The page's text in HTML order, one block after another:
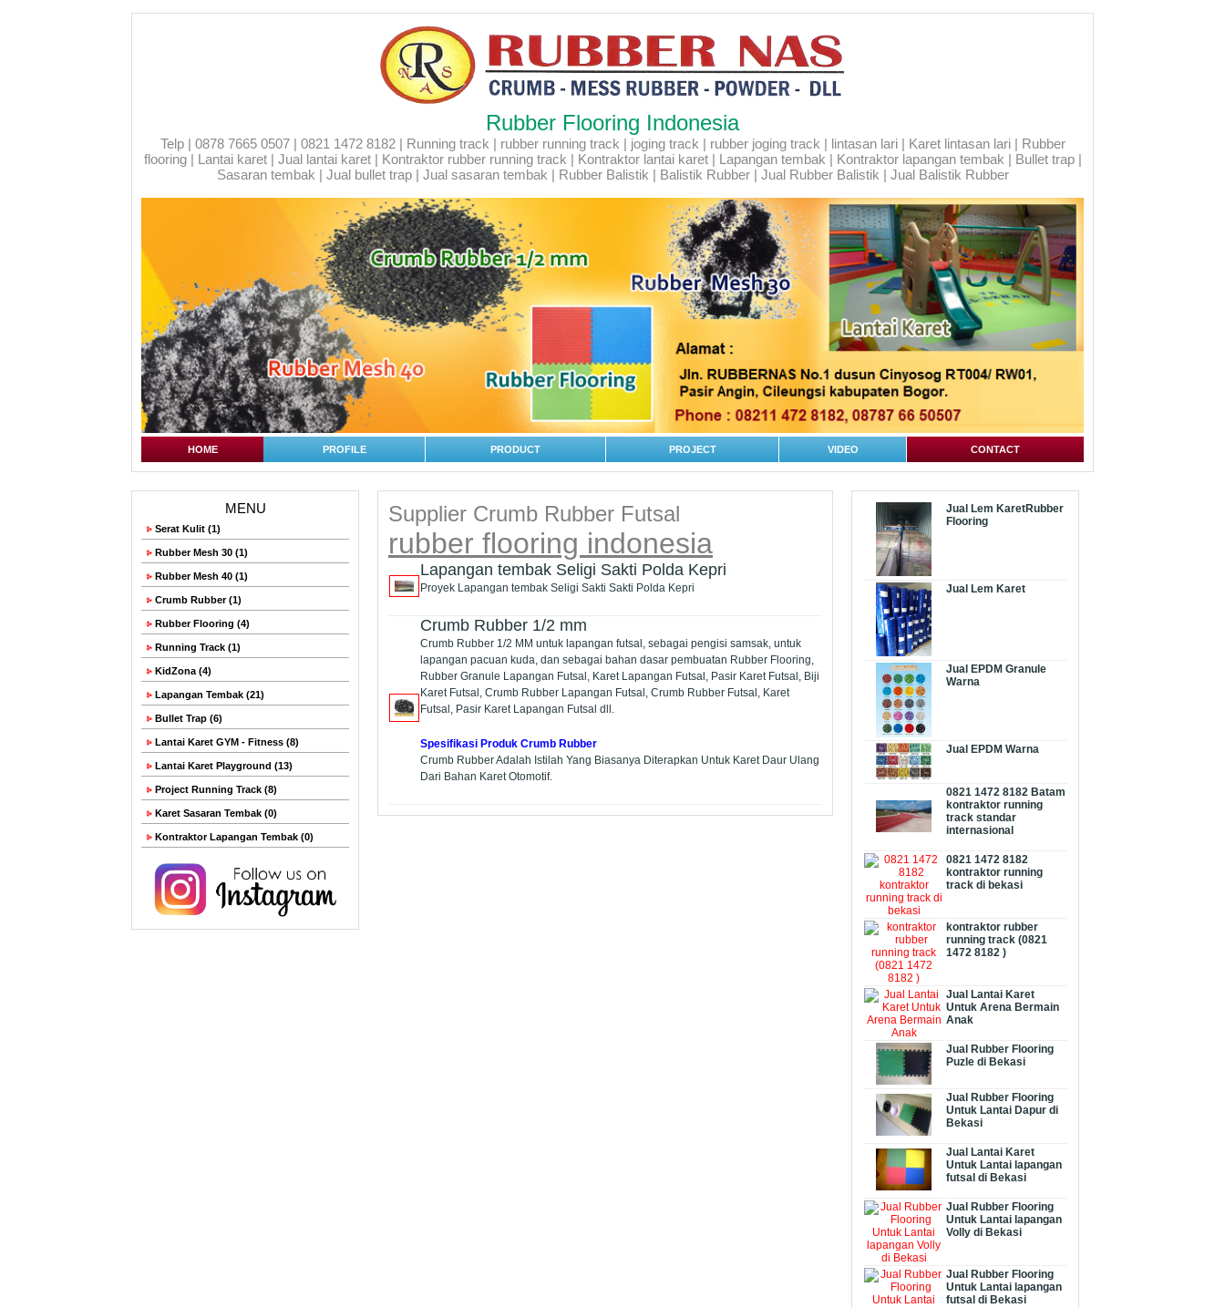
Rubber Flooring Indonesia
Telp | 0878 7665 0507 | 0821 1472 8182 | Running track | rubber running track | joging track | rubber joging track | lintasan lari | Karet lintasan lari | Rubber
flooring | Lantai karet | Jual lantai karet | Kontraktor rubber running track | Kontraktor lantai karet | Lapangan tembak | Kontraktor lapangan tembak | Bullet trap |
Sasaran tembak | Jual bullet trap | Jual sasaran tembak | Rubber Balistik | Balistik Rubber | Jual Rubber Balistik | Jual Balistik Rubber
HOME PROFILE PRODUCT PROJECT VIDEO CONTACT
MENU
Serat Kulit (1)
Rubber Mesh 30 (1)
Rubber Mesh 40 (1)
Crumb Rubber (1)
Rubber Flooring (4)
Running Track (1)
KidZona (4)
Lapangan Tembak (21)
Bullet Trap (6)
Lantai Karet GYM - Fitness (8)
Lantai Karet Playground (13)
Project Running Track (8)
Karet Sasaran Tembak (0)
Kontraktor Lapangan Tembak (0)
Supplier Crumb Rubber Futsal
rubber flooring indonesia
Lapangan tembak Seligi Sakti Polda Kepri
Proyek Lapangan tembak Seligi Sakti Sakti Polda Kepri
Crumb Rubber 1/2 mm
Crumb Rubber 1/2 MM untuk lapangan futsal, sebagai pengisi samsak, untuk
lapangan pacuan kuda, dan sebagai bahan dasar pembuatan Rubber Flooring,
Rubber Granule Lapangan Futsal, Karet Lapangan Futsal, Pasir Karet Futsal, Biji
Karet Futsal, Crumb Rubber Lapangan Futsal, Crumb Rubber Futsal, Karet
Futsal, Pasir Karet Lapangan Futsal dll.
Spesifikasi Produk Crumb Rubber
Crumb Rubber Adalah Istilah Yang Biasanya Diterapkan Untuk Karet Daur Ulang
Dari Bahan Karet Otomotif.
Jual Lem KaretRubber
Flooring
Jual Lem Karet
Jual EPDM Granule
Warna
Jual EPDM Warna
0821 1472 8182 Batam
kontraktor running
track standar
internasional
0821 1472 8182
kontraktor running
track di bekasi
kontraktor rubber
running track (0821
1472 8182 )
Jual Lantai Karet
Untuk Arena Bermain
Anak
Jual Rubber Flooring
Puzle di Bekasi
Jual Rubber Flooring
Untuk Lantai Dapur di
Bekasi
Jual Lantai Karet
Untuk Lantai lapangan
futsal di Bekasi
Jual Rubber Flooring
Untuk Lantai lapangan
Volly di Bekasi
Jual Rubber Flooring
Untuk Lantai lapangan
futsal di Bekasi